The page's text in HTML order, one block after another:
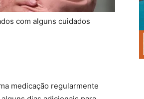
com alguns cuidados
medicação regularmente